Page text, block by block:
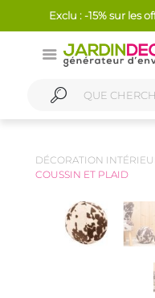
Exclu : -15% sur les
DÉCORATION
COUSSIN ET PLAID